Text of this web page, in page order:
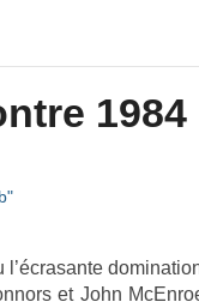
l’écrasan­te
et John